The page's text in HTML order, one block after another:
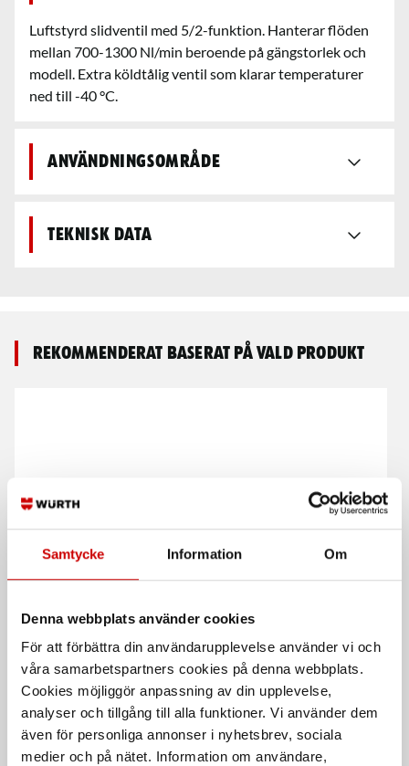
Samtycke Information Om
Denna webbplats använder cookies
För att förbättra din användarupplevelse använder vi och
våra samarbetspartners cookies på denna webbplats.
Cookies möjliggör anpassning av din upplevelse,
analyser och tillgång till alla funktioner. Vi använder dem
även för personliga annonser i nyhetsbrev, sociala
medier och på nätet. Information om användare,
Luftstyrd slidventil med 5/2-funktion. Hanterar flöden
mellan 700-1300 Nl/min beroende på gängstorlek och
modell. Extra köldtålig ventil som klarar temperaturer
ned till -40 °C.
Användningsområde
Teknisk data
Rekommenderat baserat på vald produkt
Manuell ventil 5/2-
med handspak.
Manuell ventil 3/2-
Extra köldtålig. Gängstorlek 1/8"